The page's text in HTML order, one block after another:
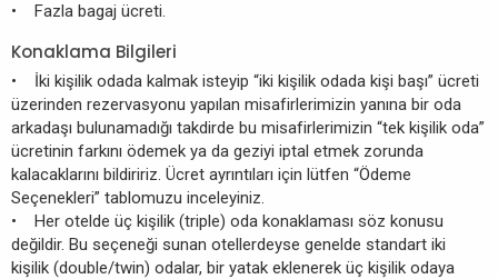
• Fazla bagaj ücreti.
Konaklama Bilgileri
• İki kişilik odada kalmak isteyip “iki kişilik odada kişi başı” ücreti
üzerinden rezervasyonu yapılan misafirlerimizin yanına bir oda
arkadaşı bulunamadığı takdirde bu misafirlerimizin “tek kişilik oda”
ücretinin farkını ödemek ya da geziyi iptal etmek zorunda
kalacaklarını bildiririz. Ücret ayrıntıları için lütfen “Ödeme
Seçenekleri” tablomuzu inceleyiniz.
• Her otelde üç kişilik (triple) oda konaklaması söz konusu
değildir. Bu seçeneği sunan otellerdeyse genelde standart iki
kişilik (double/twin) odalar, bir yatak eklenerek üç kişilik odaya